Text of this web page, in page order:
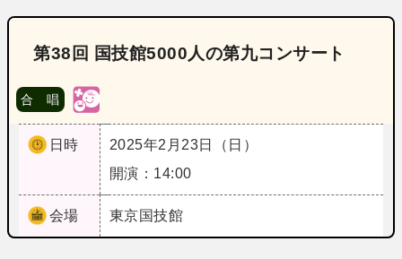
第38回 国技館5000人の第九コンサート
合 唱
日時
2025年2月23日（日）
開演：14:00
会場 東京国技館